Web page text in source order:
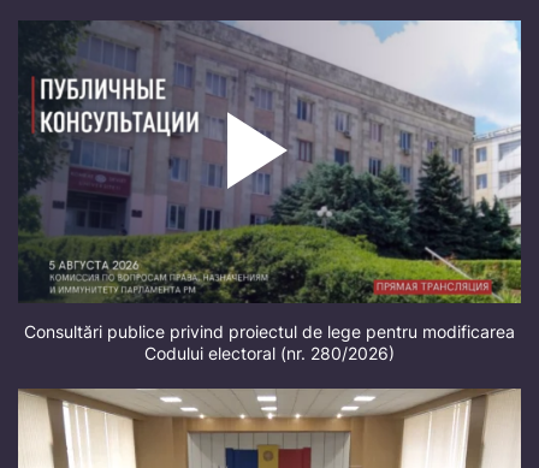
Consultări publice privind proiectul de lege pentru modificarea
Codului electoral (nr. 280/2026)